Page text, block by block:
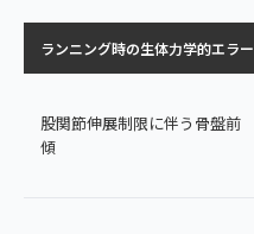
ランニング時の生体力学的エラー
股関節伸展制限に伴う骨盤前
傾